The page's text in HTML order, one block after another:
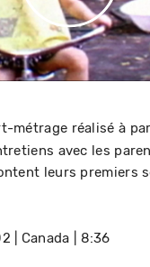
métrage réalisé à
avec les
leurs premiers
Canada 8:36